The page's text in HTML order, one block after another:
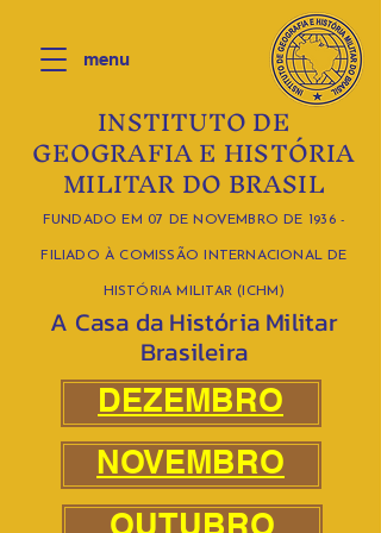
INSTITUTO DE
GEOGRAFIA E HISTÓRIA
MILITAR DO BRASIL
FUNDADO EM 07 DE NOVEMBRO DE 1936 -
FILIADO À COMISSÃO INTERNACIONAL DE
HISTÓRIA MILITAR (ICHM)
A Casa da História Militar
Brasileira
menu
DEZEMBRO
NOVEMBRO
OUTUBRO